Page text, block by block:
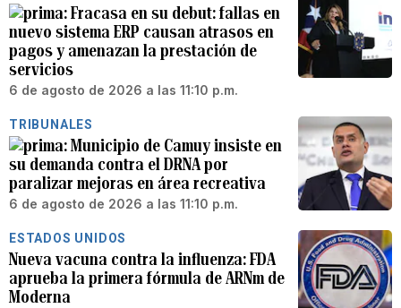
Fracasa en su debut: fallas en
nuevo sistema ERP causan atrasos en
pagos y amenazan la prestación de
servicios
6 de agosto de 2026 a las 11:10 p.m.
TRIBUNALES
Municipio de Camuy insiste en
su demanda contra el DRNA por
paralizar mejoras en área recreativa
6 de agosto de 2026 a las 11:10 p.m.
ESTADOS UNIDOS
Nueva vacuna contra la influenza: FDA
aprueba la primera fórmula de ARNm de
Moderna